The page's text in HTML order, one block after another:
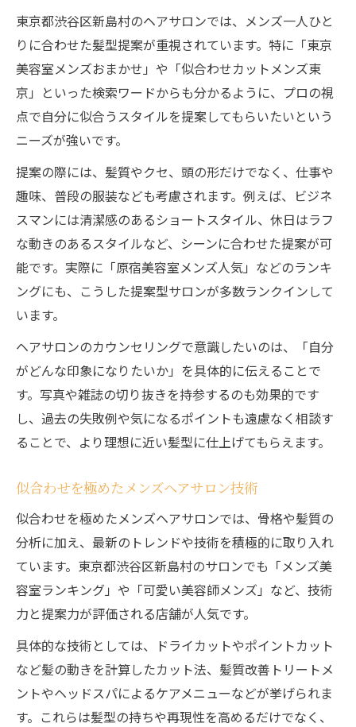
東京都渋谷区新島村のヘアサロンでは、メンズ一人ひと
りに合わせた髪型提案が重視されています。特に「東京
美容室メンズおまかせ」や「似合わせカットメンズ東
京」といった検索ワードからも分かるように、プロの視
点で自分に似合うスタイルを提案してもらいたいという
ニーズが強いです。
提案の際には、髪質やクセ、頭の形だけでなく、仕事や
趣味、普段の服装なども考慮されます。例えば、ビジネ
スマンには清潔感のあるショートスタイル、休日はラフ
な動きのあるスタイルなど、シーンに合わせた提案が可
能です。実際に「原宿美容室メンズ人気」などのランキ
ングにも、こうした提案型サロンが多数ランクインして
います。
ヘアサロンのカウンセリングで意識したいのは、「自分
がどんな印象になりたいか」を具体的に伝えることで
す。写真や雑誌の切り抜きを持参するのも効果的です
し、過去の失敗例や気になるポイントも遠慮なく相談す
ることで、より理想に近い髪型に仕上げてもらえます。
似合わせを極めたメンズヘアサロン技術
似合わせを極めたメンズヘアサロンでは、骨格や髪質の
分析に加え、最新のトレンドや技術を積極的に取り入れ
ています。東京都渋谷区新島村のサロンでも「メンズ美
容室ランキング」や「可愛い美容師メンズ」など、技術
力と提案力が評価される店舗が人気です。
具体的な技術としては、ドライカットやポイントカット
など髪の動きを計算したカット法、髪質改善トリートメ
ントやヘッドスパによるケアメニューなどが挙げられま
す。これらは髪型の持ちや再現性を高めるだけでなく、